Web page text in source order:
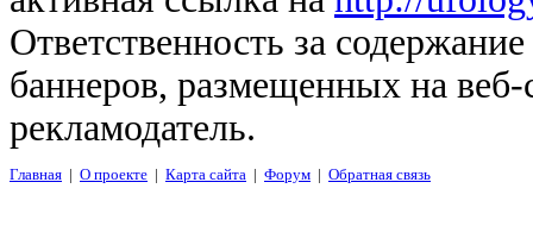
Ответственность за
баннеров, размещенных на
рекламодатель.
Главная | О проекте | Карта сайта | Форум | Обратная связь